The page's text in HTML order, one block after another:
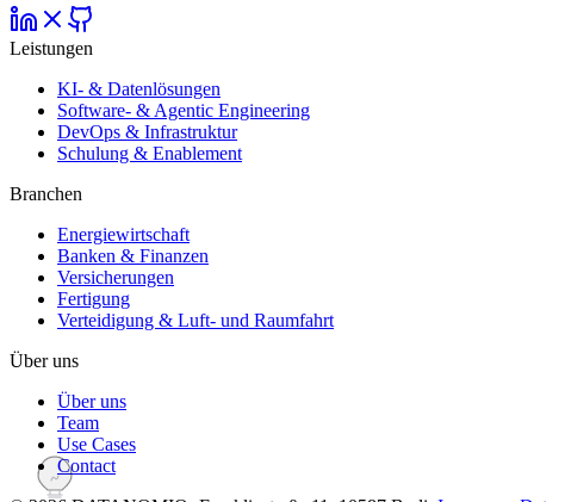
Leistungen
KI- & Datenlösungen
Software- & Agentic Engineering
DevOps & Infrastruktur
Schulung & Enablement
Branchen
Energiewirtschaft
Banken & Finanzen
Versicherungen
Fertigung
Verteidigung & Luft- und Raumfahrt
Über uns
Über uns
Team
Use Cases
Contact